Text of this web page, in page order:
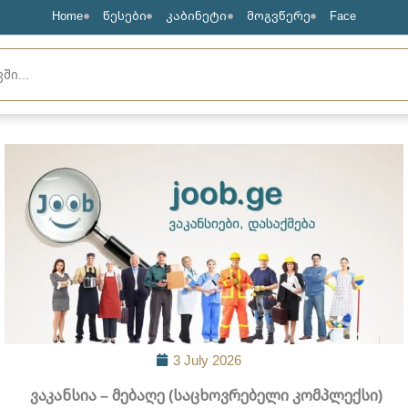
Home წესები კაბინეტი მოგვწერე Face
3 July 2026
ვაკანსია – მებაღე (საცხოვრებელი კომპლექსი)